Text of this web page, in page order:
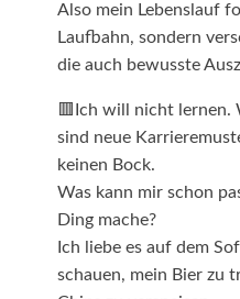
Also mein Lebenslauf
Laufbahn, sondern
die auch bewusste
🟥Ich will nicht lernen.
sind neue
keinen Bock.
Was kann mir schon
Ding mache?
Ich liebe es auf dem
schauen, mein Bier zu